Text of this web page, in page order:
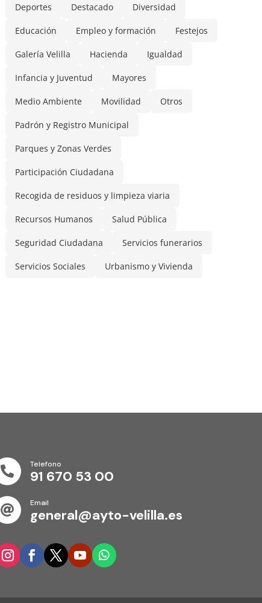
Deportes Destacado Diversidad
Educación Empleo y formación Festejos
Galería Velilla Hacienda Igualdad
Infancia y Juventud Mayores
Medio Ambiente Movilidad Otros
Padrón y Registro Municipal
Parques y Zonas Verdes
Participación Ciudadana
Recogida de residuos y limpieza viaria
Recursos Humanos Salud Pública
Seguridad Ciudadana Servicios funerarios
Servicios Sociales Urbanismo y Vivienda

Telefono
91 670 53 00

Email
general@ayto-velilla.es